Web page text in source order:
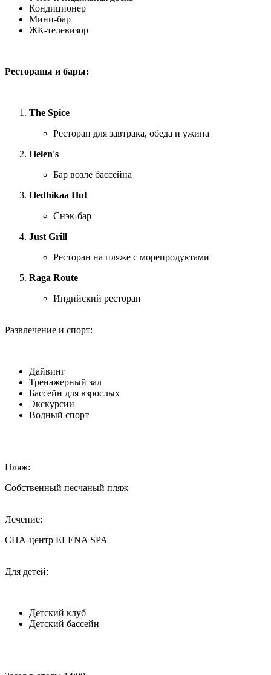
Кондиционер
Мини-бар
ЖК-телевизор
Рестораны и бары:
The Spice
Ресторан для завтрака, обеда и ужина
Helen's
Бар возле бассейна
Hedhikaa Hut
Снэк-бар
Just Grill
Ресторан на пляже с морепродуктами
Raga Route
Индийский ресторан
Развлечение и спорт:
Дайвинг
Тренажерный зал
Бассейн для взрослых
Экскурсии
Водный спорт
Пляж:
Собственный песчаный пляж
Лечение:
СПА-центр ELENA SPA
Для детей:
Детский клуб
Детский бассейн